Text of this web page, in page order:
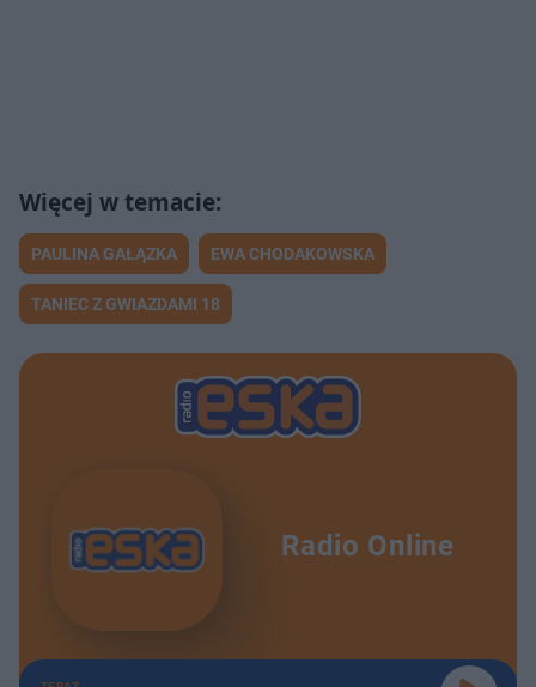
PAULINA GAŁĄZKA EWA CHODAKOWSKA
TANIEC Z GWIAZDAMI 18
Radio Online